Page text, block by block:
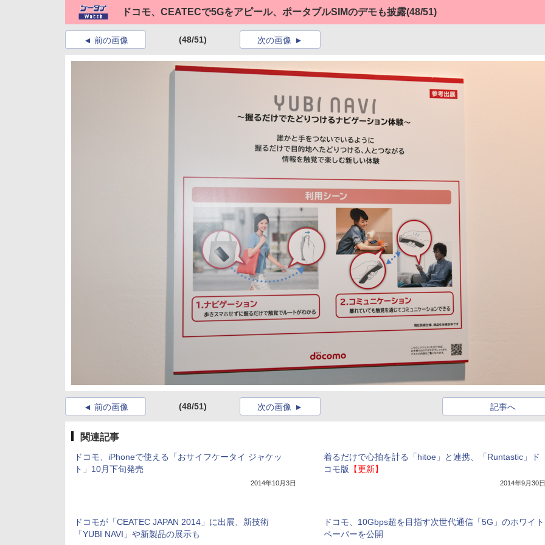
ドコモ、CEATECで5Gをアピール、ポータブルSIMのデモも披露(48/51)
前の画像 (48/51) 次の画像
前の画像 (48/51) 記事へ
次の画像
関連記事
ドコモ、iPhoneで使える「おサイフケータイ ジャケッ
ト」10月下旬発売
2014年10月3日
着るだけで心拍を計る「hitoe」と連携、「Runtastic」ド
コモ版 【更新】
2014年9月30日
ドコモが「CEATEC JAPAN 2014」に出展、新技術
「YUBI NAVI」や新製品の展示も
ドコモ、10Gbps超を目指す次世代通信「5G」のホワイト
ペーパーを公開